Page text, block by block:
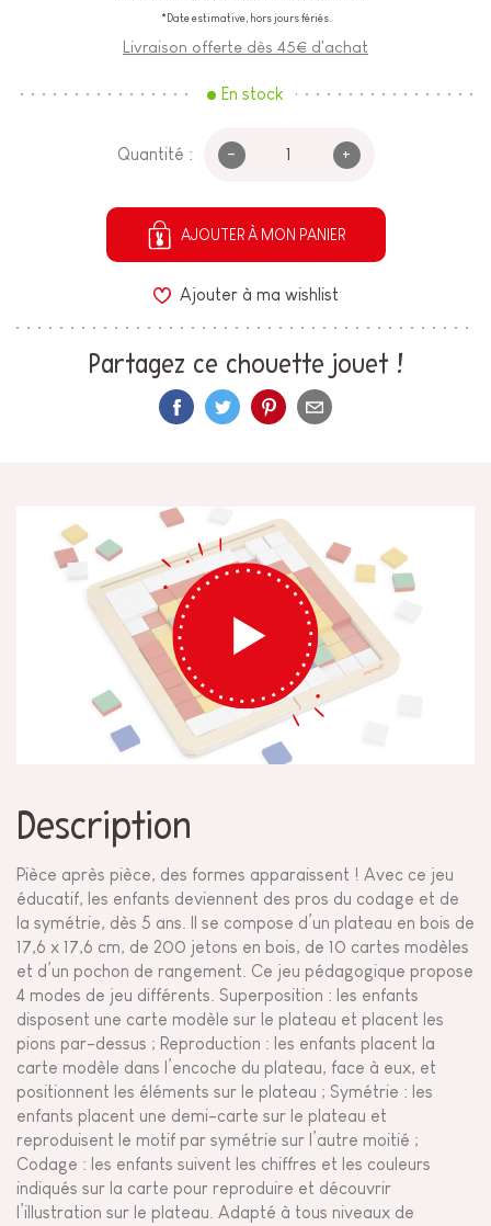
*Date estimative, hors jours fériés.
Livraison offerte dès 45€ d'achat
En stock
Quantité : - +
AJOUTER À MON PANIER
Ajouter à ma wishlist
Partagez ce chouette jouet !
Description
Pièce après pièce, des formes apparaissent ! Avec ce jeu
éducatif, les enfants deviennent des pros du codage et de
la symétrie, dès 5 ans. Il se compose d’un plateau en bois de
17,6 x 17,6 cm, de 200 jetons en bois, de 10 cartes modèles
et d’un pochon de rangement. Ce jeu pédagogique propose
4 modes de jeu différents. Superposition : les enfants
disposent une carte modèle sur le plateau et placent les
pions par-dessus ; Reproduction : les enfants placent la
carte modèle dans l’encoche du plateau, face à eux, et
positionnent les éléments sur le plateau ; Symétrie : les
enfants placent une demi-carte sur le plateau et
reproduisent le motif par symétrie sur l’autre moitié ;
Codage : les enfants suivent les chiffres et les couleurs
indiqués sur la carte pour reproduire et découvrir
l’illustration sur le plateau. Adapté à tous niveaux de